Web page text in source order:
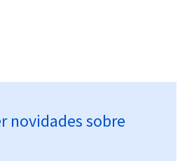
novidades sobre